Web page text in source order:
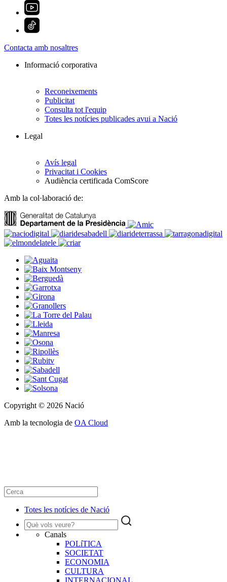
Contacta amb nosaltres
Informació corporativa
Reconeixements
Publicitat
Consulta tot l'equip
Totes les notícies publicades avui a Nació
Legal
Avís legal
Privacitat i Cookies
Audiència certificada ComScore
Amb la col·laboració de:
Copyright © 2026 Nació
Amb la tecnologia de OA Cloud
Totes les notícies de Nació
Canals
POLíTICA
SOCIETAT
ECONOMIA
CULTURA
INTERNACIONAL